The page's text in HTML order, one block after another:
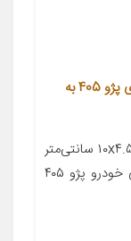
سر دنده تی ماتریکس مدل SLX مناسب برای پژو 405 به
معرفی محصول جزئیات محصول ابعاد ۱۰x۴.۵x۴ سانتی‌متر
جنس پلاستیک چرم مصنوعی مناسب برای خودرو پژو ۴۰۵